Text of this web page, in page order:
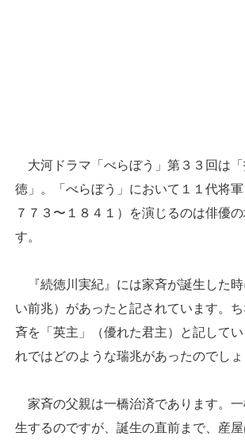
大河ドラマ「べらぼう」第３３回は
徳」。「べらぼう」において１１代将軍
７７３〜１８４１）を演じるのは俳優
す。
『続徳川実紀』には家斉が誕生した時
い前兆）があったと記されています。
斉を「英主」（優れた君主）と記して
れではどのような瑞兆があったのでしょ
家斉の父親は一橋治済であります。
生するのですが、誕生の直前まで、産